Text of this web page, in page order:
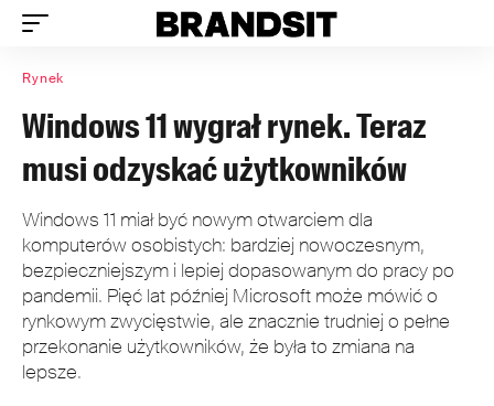
Rynek
Windows 11 wygrał rynek. Teraz
musi odzyskać użytkowników
Windows 11 miał być nowym otwarciem dla
komputerów osobistych: bardziej nowoczesnym,
bezpieczniejszym i lepiej dopasowanym do pracy po
pandemii. Pięć lat później Microsoft może mówić o
rynkowym zwycięstwie, ale znacznie trudniej o pełne
przekonanie użytkowników, że była to zmiana na
lepsze.